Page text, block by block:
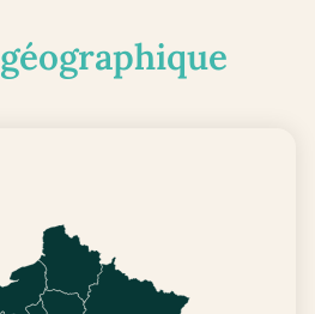
géographique